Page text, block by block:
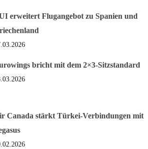
erweitert Flugangebot zu Spanien und
bricht mit dem 2×3-Sitzstandard
Canada stärkt Türkei-Verbindungen mit